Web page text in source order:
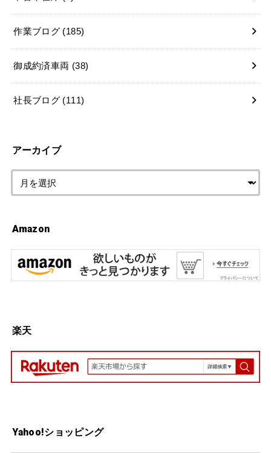
作業ブログ (185)
御成約済車両 (38)
社長ブログ (111)
アーカイブ
Amazon
楽天
Yahoo!ショッピング